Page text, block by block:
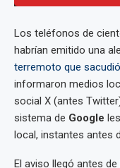
Los teléfonos de
habrían emitido una
terremoto que
informaron medios
social X (antes
sistema de Google
local, instantes antes
El aviso llegó antes